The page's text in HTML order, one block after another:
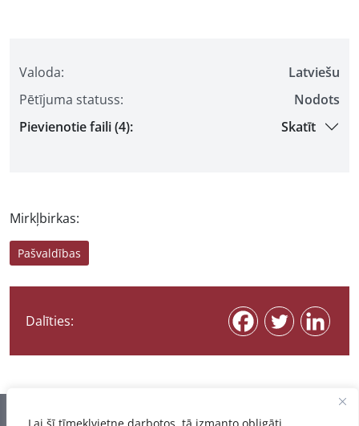
Valoda:
Latviešu
Pētījuma statuss:
Nodots
Pievienotie faili (4):
Skatīt
Mirkļbirkas:
Pašvaldības
Dalīties: